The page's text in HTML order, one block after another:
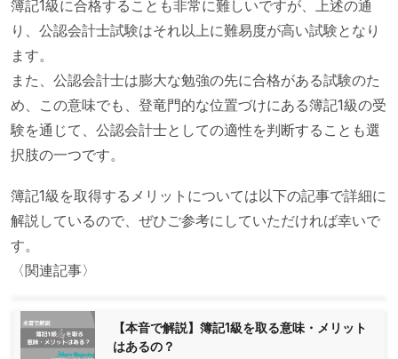
簿記1級に合格することも非常に難しいですが、上述の通
り、公認会計士試験はそれ以上に難易度が高い試験となり
ます。
また、公認会計士は膨大な勉強の先に合格がある試験のた
め、この意味でも、登竜門的な位置づけにある簿記1級の受
験を通じて、公認会計士としての適性を判断することも選
択肢の一つです。
簿記1級を取得するメリットについては以下の記事で詳細に
解説しているので、ぜひご参考にしていただければ幸いで
す。
〈関連記事〉
【本音で解説】簿記1級を取る意味・メリット
はあるの？